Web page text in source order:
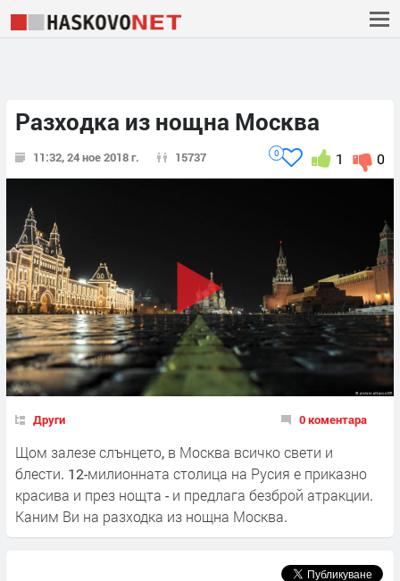
Разходка из нощна Москва
11:32, 24 ное 2018 г. 15737 0
1
0
Други 0 коментара
Щом залезе слънцето, в Москва всичко свети и
блести. 12-милионната столица на Русия е приказно
красива и през нощта - и предлага безброй атракции.
Каним Ви на разходка из нощна Москва.